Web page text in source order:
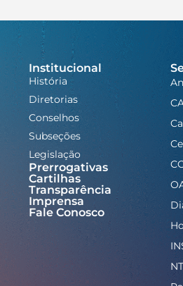
Institucional
História
Diretorias
Conselhos
Subseções
Legislação
Prerrogativas
Cartilhas
Transparência
Imprensa
Fale Conosco